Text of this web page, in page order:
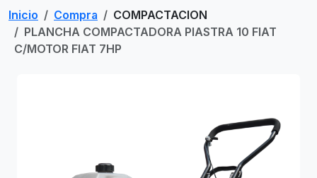
Inicio Compra
COMPACTACION
PLANCHA COMPACTADORA PIASTRA 10 FIAT
C/MOTOR FIAT 7HP